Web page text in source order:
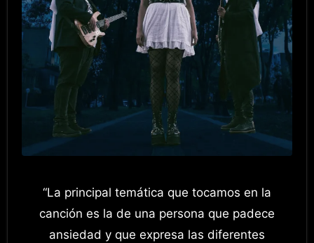
“La principal temática que tocamos en la
canción es la de una persona que padece
ansiedad y que expresa las diferentes